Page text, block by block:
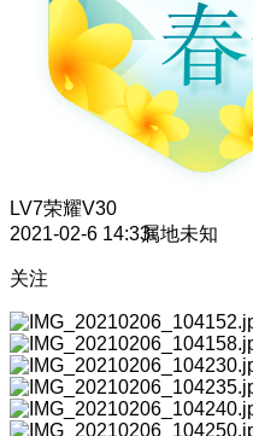
LV7荣耀V30
2021-02-6 14:33属地未知
关注